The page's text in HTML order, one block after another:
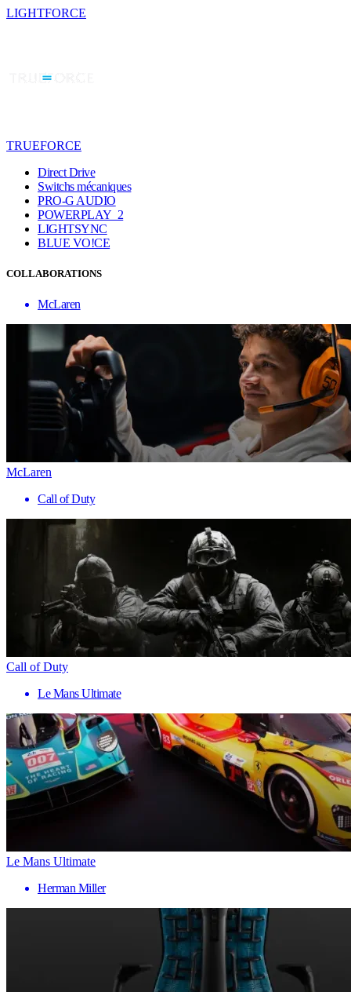
LIGHTFORCE
TRUEFORCE
Direct Drive
Switchs mécaniques
PRO-G AUDIO
POWERPLAY 2
LIGHTSYNC
BLUE VO!CE
COLLABORATIONS
McLaren
McLaren
Call of Duty
Call of Duty
Le Mans Ultimate
Le Mans Ultimate
Herman Miller